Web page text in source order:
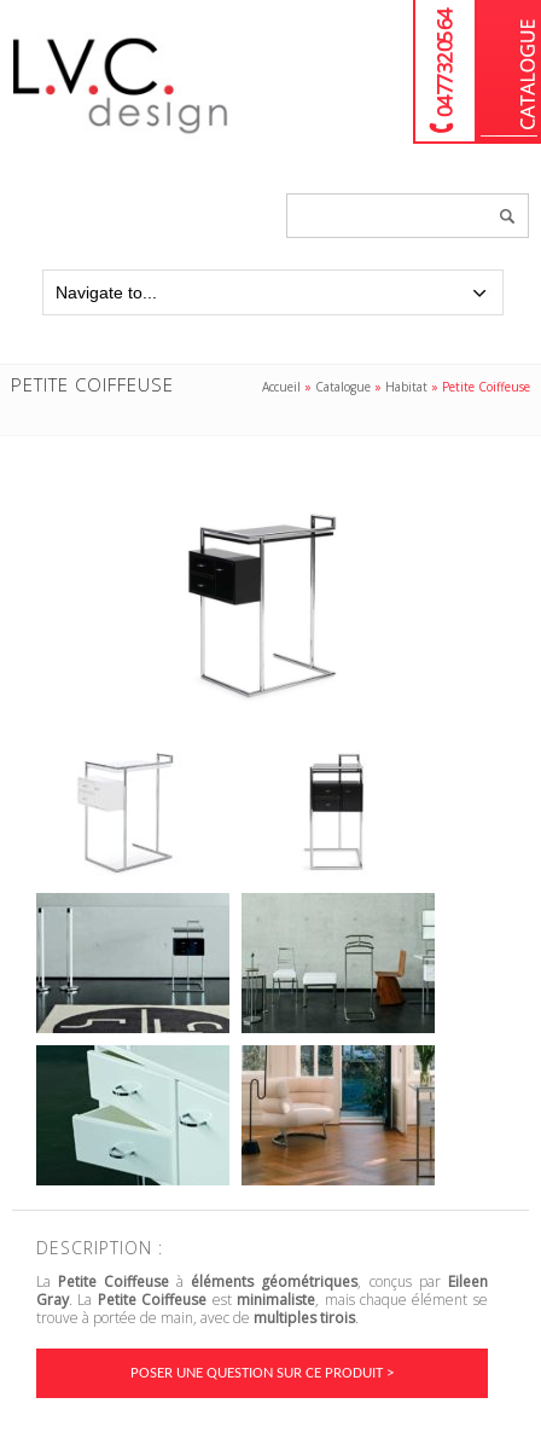
04 77 32 05 64
PETITE COIFFEUSE Accueil » Catalogue » Habitat » Petite Coiffeuse
DESCRIPTION :
La Petite Coiffeuse à éléments géométriques, conçus par Eileen
Gray. La Petite Coiffeuse est minimaliste, mais chaque élément se
trouve à portée de main, avec de multiples tirois.
POSER UNE QUESTION SUR CE PRODUIT >